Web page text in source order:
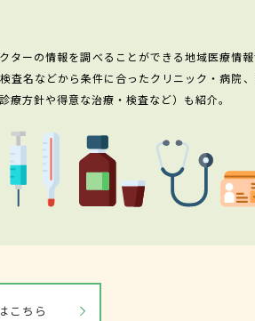
ーの情報を調べることができる地域医療情報
名などから条件に合ったクリニック・病院、
方針や得意な治療・検査など）も紹介。
こちら